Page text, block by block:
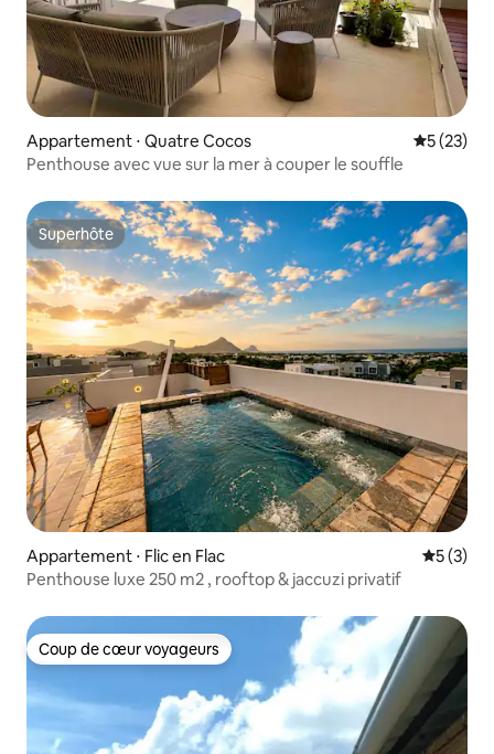
Appartement ⋅ Quatre Cocos
5 (23)
Penthouse avec vue sur la mer à couper le souffle
Superhôte
Superhôte
Appartement ⋅ Flic en Flac
5 (3)
Penthouse luxe 250 m2 , rooftop & jaccuzi privatif
Coup de cœur voyageurs
Coup de cœur voyageurs